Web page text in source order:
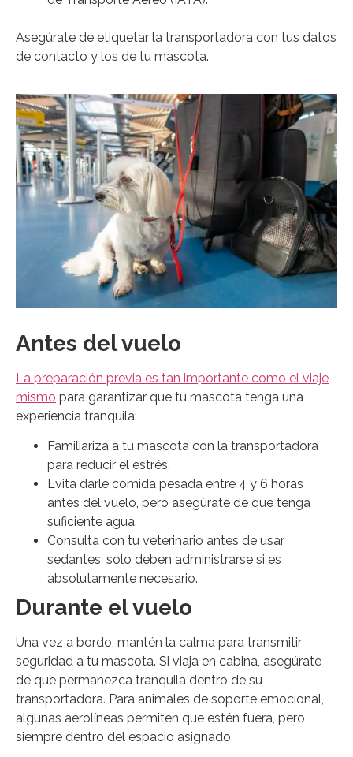
Asegúrate de etiquetar la transportadora con tus datos
de contacto y los de tu mascota.
Antes del vuelo
La preparación previa es tan importante como el viaje
mismo para garantizar que tu mascota tenga una
experiencia tranquila:
Familiariza a tu mascota con la transportadora
para reducir el estrés.
Evita darle comida pesada entre 4 y 6 horas
antes del vuelo, pero asegúrate de que tenga
suficiente agua.
Consulta con tu veterinario antes de usar
sedantes; solo deben administrarse si es
absolutamente necesario.
Durante el vuelo
Una vez a bordo, mantén la calma para transmitir
seguridad a tu mascota. Si viaja en cabina, asegúrate
de que permanezca tranquila dentro de su
transportadora. Para animales de soporte emocional,
algunas aerolíneas permiten que estén fuera, pero
siempre dentro del espacio asignado.